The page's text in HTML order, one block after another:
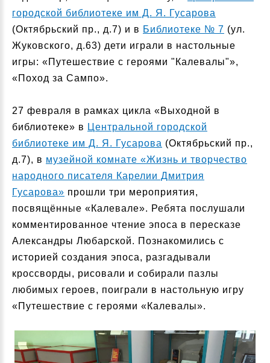
городской библиотеке им Д. Я. Гусарова
(Октябрьский пр., д.7) и в Библиотеке № 7 (ул.
Жуковского, д.63) дети играли в настольные
игры: «Путешествие с героями "Калевалы"»,
«Поход за Сампо».
27 февраля в рамках цикла «Выходной в
библиотеке» в Центральной городской
библиотеке им Д. Я. Гусарова (Октябрьский пр.,
д.7), в музейной комнате «Жизнь и творчество
народного писателя Карелии Дмитрия
Гусарова» прошли три мероприятия,
посвящённые «Калевале». Ребята послушали
комментированное чтение эпоса в пересказе
Александры Любарской. Познакомились с
историей создания эпоса, разгадывали
кроссворды, рисовали и собирали пазлы
любимых героев, поиграли в настольную игру
«Путешествие с героями «Калевалы».